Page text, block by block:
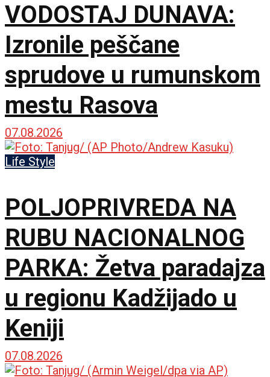
VODOSTAJ DUNAVA:
Izronile peščane
sprudove u rumunskom
mestu Rasova
07.08.2026
Life Style
POLJOPRIVREDA NA
RUBU NACIONALNOG
PARKA: Žetva paradajza
u regionu Kadžijado u
Keniji
07.08.2026